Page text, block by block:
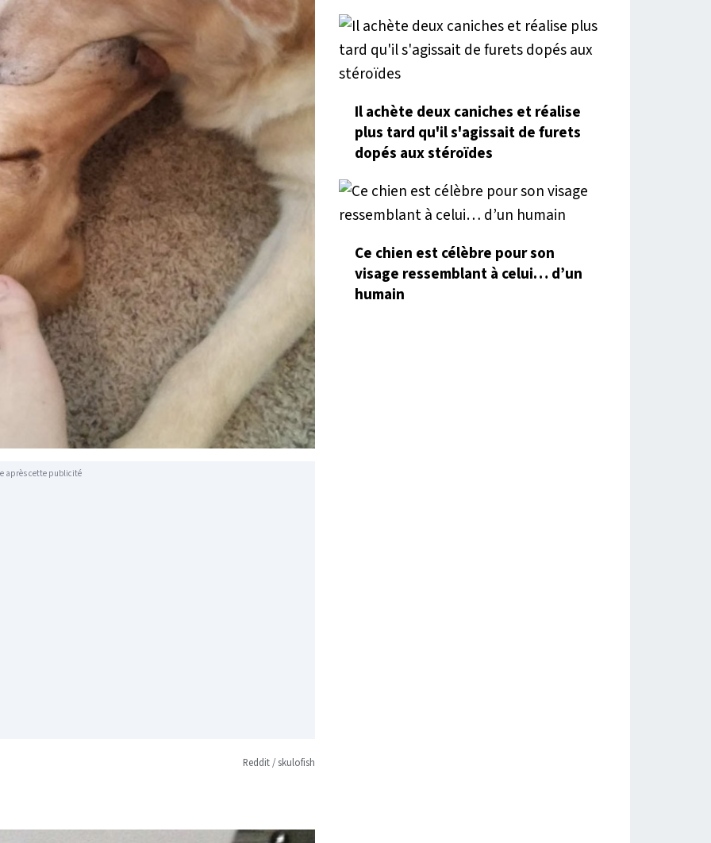
après cette publicité
Reddit / skulofish
Il achète deux caniches et réalise
plus tard qu'il s'agissait de furets
dopés aux stéroïdes
Ce chien est célèbre pour son
visage ressemblant à celui… d’un
humain